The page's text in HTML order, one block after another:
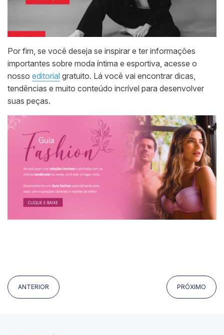
Por fim, se você deseja se inspirar e ter informações
importantes sobre moda íntima e esportiva, acesse o
nosso editorial gratuito. Lá você vai encontrar dicas,
tendências e muito conteúdo incrível para desenvolver
suas peças.
ANTERIOR PRÓXIMO